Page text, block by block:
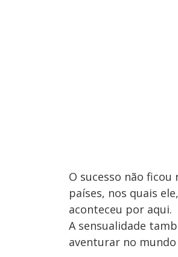
O sucesso não
países, nos quais
aconteceu por aqui.
A sensualidade
aventurar no